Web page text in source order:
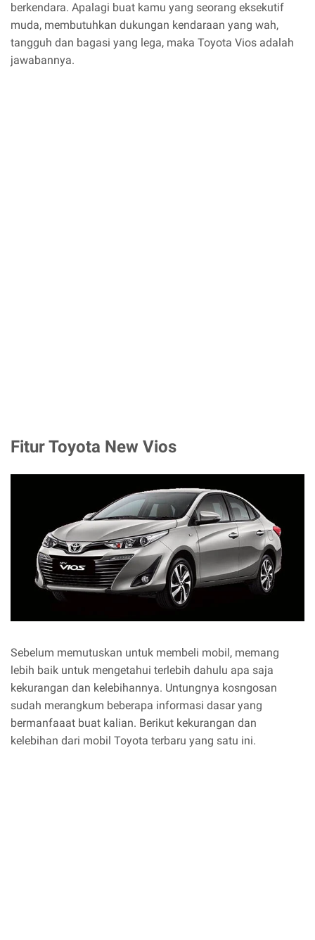
berkendara. Apalagi buat kamu yang seorang eksekutif
muda, membutuhkan dukungan kendaraan yang wah,
tangguh dan bagasi yang lega, maka Toyota Vios adalah
jawabannya.
Fitur Toyota New Vios
Sebelum memutuskan untuk membeli mobil, memang
lebih baik untuk mengetahui terlebih dahulu apa saja
kekurangan dan kelebihannya. Untungnya kosngosan
sudah merangkum beberapa informasi dasar yang
bermanfaaat buat kalian. Berikut kekurangan dan
kelebihan dari mobil Toyota terbaru yang satu ini.